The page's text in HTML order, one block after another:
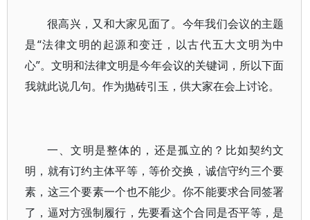
很高兴，又和大家见面了。今年我们会议的主题
是“法律文明的起源和变迁，以古代五大文明为中
心”。文明和法律文明是今年会议的关键词，所以下面
我就此说几句。作为抛砖引玉，供大家在会上讨论。
一、文明是整体的，还是孤立的？比如契约文
明，就有订约主体平等，等价交换，诚信守约三个要
素，这三个要素一个也不能少。你不能要求合同签署
了，逼对方强制履行，先要看这个合同是否平等，是